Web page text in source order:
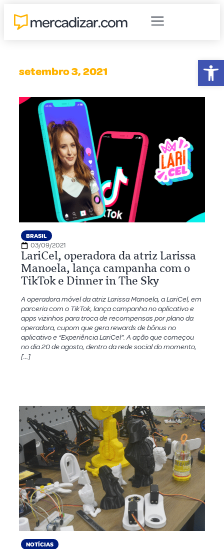
setembro 3, 2021
BRASIL
03/09/2021
LariCel, operadora da atriz Larissa
Manoela, lança campanha com o
TikTok e Dinner in The Sky
A operadora móvel da atriz Larissa Manoela, a LariCel, em
parceria com o TikTok, lança campanha no aplicativo e
apps vizinhos para troca de recompensas por plano da
operadora, cupom que gera rewards de bônus no
aplicativo e “Experiência LariCel”. A ação que começou
no dia 20 de agosto, dentro da rede social do momento,
[…]
NOTÍCIAS